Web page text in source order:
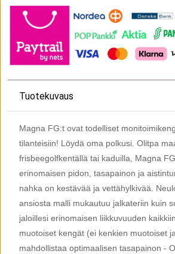
Tuotekuvaus
Magna FG:t ovat todelliset
tilanteisiin! Löydä oma polkusi. Olitpa
frisbeegolfkentällä tai kaduilla, Magna
erinomaisen pidon, tasapainon ja
nahka on kestävää ja vettähylkivää.
ansiosta malli mukautuu jalkateriin kuin
jaloillesi erinomaisen liikkuvuuden
muotoiset kengät (ei kenkien muotoiset
mahdollistaa optimaalisen tasapainon -